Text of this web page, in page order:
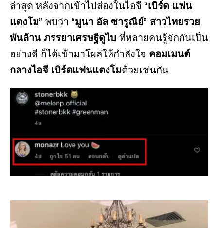
ล่าสุด หลังจากเข้าไปส่องในไอจี “เบิร์ด แฟน
แตงโม” พบว่า “มูนา อัล ซารูณีย์” สาวไทยรวย
พันล้าน ภรรยาเศรษฐีดูไบ ที่หลายคนรู้จักกันเป็น
อย่างดี ก็ได้เข้ามาโผล่ให้กำลังใจ คอมเมนต์
กลางไอจี เบิร์ดแฟนแตงโมด้วยเช่นกัน